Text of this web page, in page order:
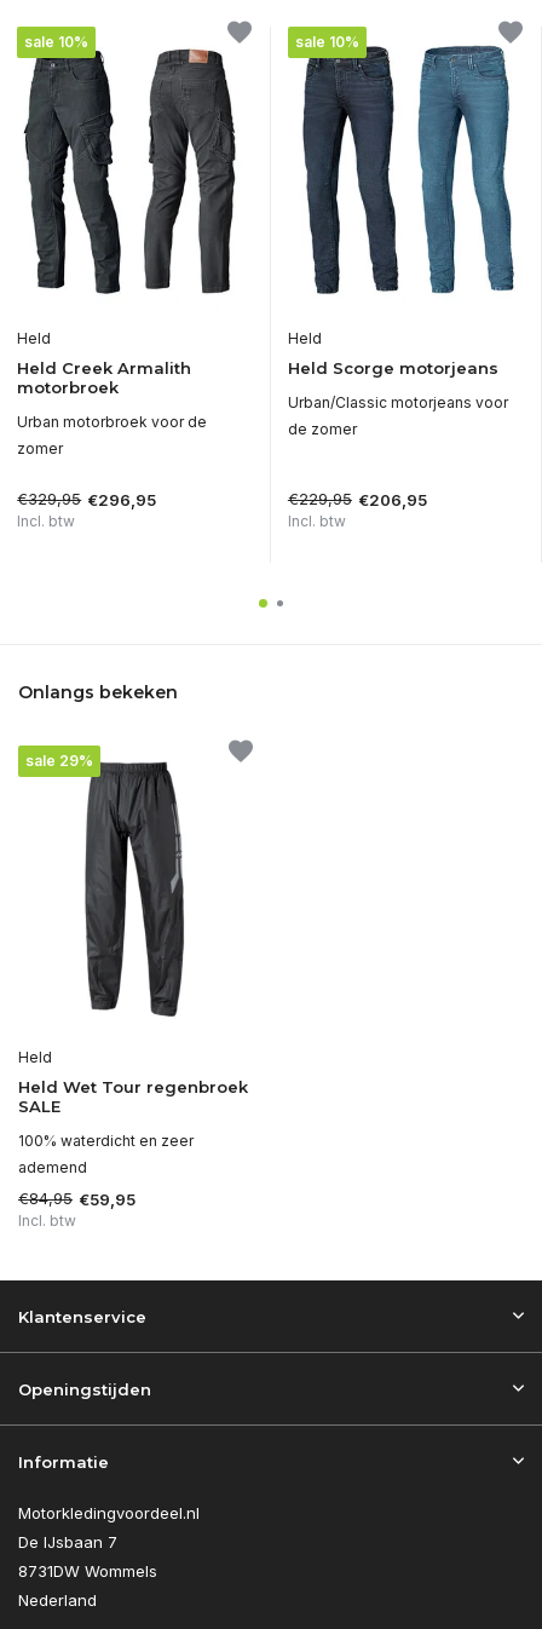
sale 10%
Held
Held Creek Armalith
motorbroek
Urban motorbroek voor de
zomer
€329,95 €296,95
Incl. btw
sale 10%
Held
Held Scorge motorjeans
Urban/Classic motorjeans voor
de zomer
€229,95 €206,95
Incl. btw
Onlangs bekeken
sale 29%
Held
Held Wet Tour regenbroek
SALE
100% waterdicht en zeer
ademend
€84,95 €59,95
Incl. btw
Klantenservice
Openingstijden
Informatie
Motorkledingvoordeel.nl
De IJsbaan 7
8731DW Wommels
Nederland